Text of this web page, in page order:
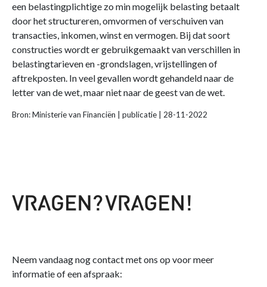
een belastingplichtige zo min mogelijk belasting betaalt
door het structureren, omvormen of verschuiven van
transacties, inkomen, winst en vermogen. Bij dat soort
constructies wordt er gebruikgemaakt van verschillen in
belastingtarieven en -grondslagen, vrijstellingen of
aftrekposten. In veel gevallen wordt gehandeld naar de
letter van de wet, maar niet naar de geest van de wet.
Bron: Ministerie van Financiën | publicatie | 28-11-2022
Neem vandaag nog contact met ons op voor meer
informatie of een afspraak: